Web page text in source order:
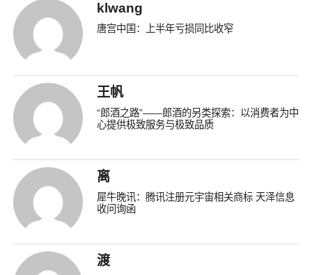
klwang
唐宫中国：上半年亏损同比收窄
王帆
“郎酒之路”——郎酒的另类探索：以消费者为中
心提供极致服务与极致品质
离
犀牛晚讯：腾讯注册元宇宙相关商标 天泽信息
收问询函
渡